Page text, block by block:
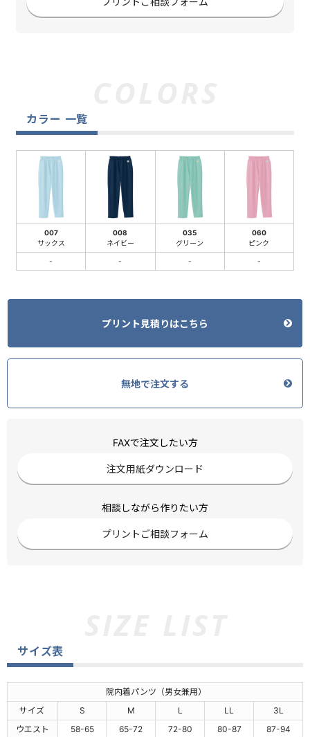
カラー 一覧
007
サックス
-
008
ネイビー
-
035
グリーン
-
060
ピンク
-
プリント見積りはこちら
無地で注文する
FAXで注文したい方
注文用紙ダウンロード
相談しながら作りたい方
プリントご相談フォーム
サイズ表
院内着パンツ（男女兼用）
サイズ
S M L LL
3L
ウエスト
58-65 65-72 72-80 80-87
87-94